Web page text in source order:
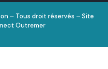
– Tous droit réservés – Site
Outremer